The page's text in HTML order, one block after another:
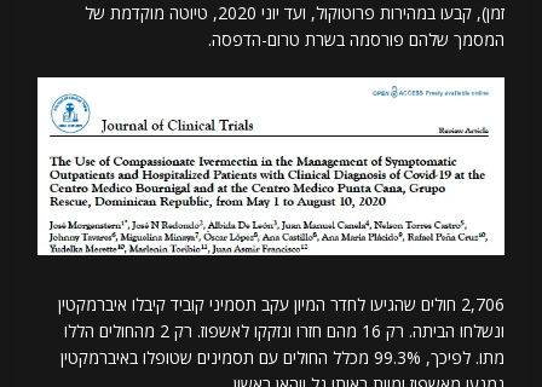
זמן), קבעו במהירות פרוטוקול, ועד יוני 2020, טיוטה מוקדמת של
המסמך שלהם פורסמה בשרת טרום-הדפסה.
2,706 חולים שהגיעו לחדר המיון עקב תסמיני קוביד קיבלו איברמקטין
ונשלחו הביתה. רק 16 מהם חזרו ונזקקו לאשפוז. רק 2 מהחולים הללו
מתו. לפיכך, 99.3% מכלל החולים עם תסמינים שטופלו באיברמקטין